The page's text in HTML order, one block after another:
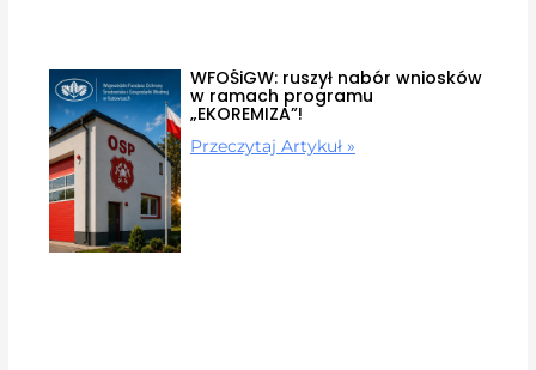
WFOŚiGW: ruszył nabór wniosków
w ramach programu
„EKOREMIZA”!
Przeczytaj Artykuł »